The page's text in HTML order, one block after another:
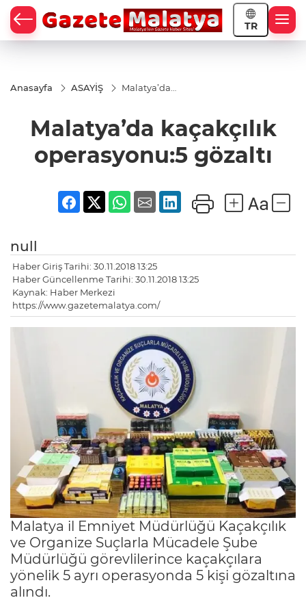
TR
Anasayfa ASAYİŞ
Malatya’da
gözaltı
Malatya’da kaçakçılık
operasyonu:5 gözaltı
null
Haber Giriş Tarihi: 30.11.2018 13:25
Haber Güncellenme Tarihi: 30.11.2018 13:25
Kaynak: Haber Merkezi
https://www.gazetemalatya.com/
Malatya il Emniyet Müdürlüğü Kaçakçılık
ve Organize Suçlarla Mücadele Şube
Müdürlüğü görevlilerince kaçakçılara
yönelik 5 ayrı operasyonda 5 kişi gözaltına
alındı.